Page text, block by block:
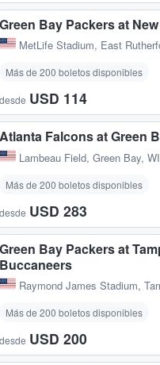
Green Bay Packers at
MetLife Stadium, East
Más de 200 boletos disponibles
desde USD 114
Atlanta Falcons at Green
Lambeau Field, Green Bay,
Más de 200 boletos disponibles
desde USD 283
Green Bay Packers at
Buccaneers
Raymond James Stadium,
Más de 200 boletos disponibles
desde USD 200